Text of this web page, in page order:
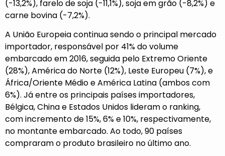
(-13,2%), farelo de soja (-11,1%), soja em grão (-8,2%) e
carne bovina (-7,2%).
A União Europeia continua sendo o principal mercado
importador, responsável por 41% do volume
embarcado em 2016, seguida pelo Extremo Oriente
(28%), América do Norte (12%), Leste Europeu (7%), e
África/Oriente Médio e América Latina (ambos com
6%). Já entre os principais países importadores,
Bélgica, China e Estados Unidos lideram o ranking,
com incremento de 15%, 6% e 10%, respectivamente,
no montante embarcado. Ao todo, 90 países
compraram o produto brasileiro no último ano.